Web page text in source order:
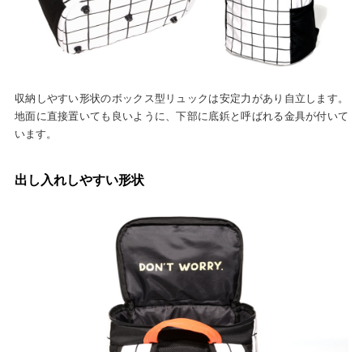
収納しやすい形状のボックス型リュックは安定力があり自立します。
地面に直接置いても良いように、下部に底鋲と呼ばれる金具が付いて
います。
出し入れしやすい形状